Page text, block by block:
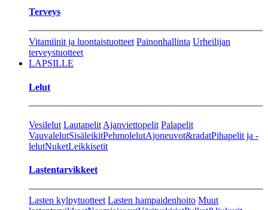
Terveys
Vitamiinit ja luontaistuotteet Painonhallinta Urheilijan
terveystuotteet
LAPSILLE
Lelut
Vesilelut Lautapelit Ajanviettopelit Palapelit
VauvalelutSisäleikitPehmolelutAjoneuvot&radatPihapelit ja -
lelutNuketLeikkisetit
Lastentarvikkeet
Lasten kylpytuotteet Lasten hampaidenhoito Muut